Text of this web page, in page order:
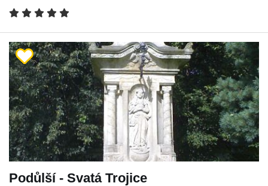
Podůlší - Svatá Trojice